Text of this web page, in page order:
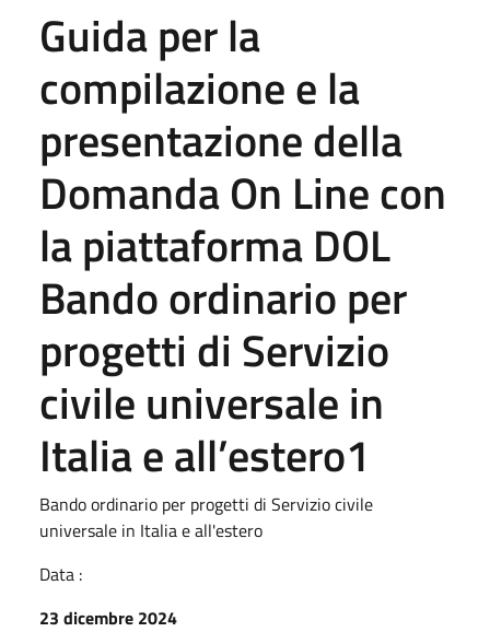
Guida per la
compilazione e la
presentazione della
Domanda On Line con
la piattaforma DOL
Bando ordinario per
progetti di Servizio
civile universale in
Italia e all’estero1
Bando ordinario per progetti di Servizio civile
universale in Italia e all'estero
Data :
23 dicembre 2024